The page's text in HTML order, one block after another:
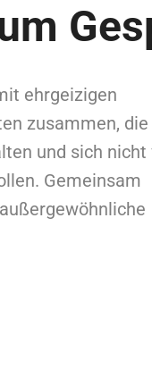
ehrgeizigen
zusammen, die
und sich nicht
Gemeinsam